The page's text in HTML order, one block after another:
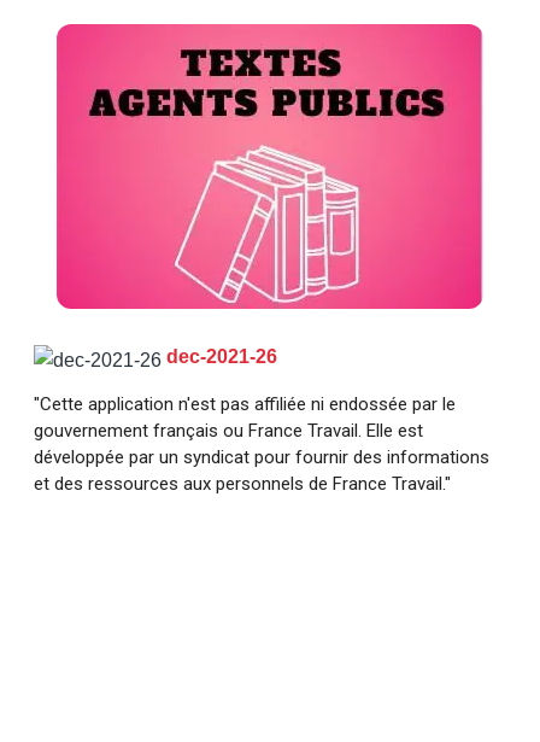
dec-2021-26
"Cette application n'est pas affiliée ni endossée par le
gouvernement français ou France Travail. Elle est
développée par un syndicat pour fournir des informations
et des ressources aux personnels de France Travail."